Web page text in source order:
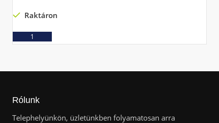
Raktáron
Rólunk
Telephelyünkön, üzletünkben folyamatosan arra